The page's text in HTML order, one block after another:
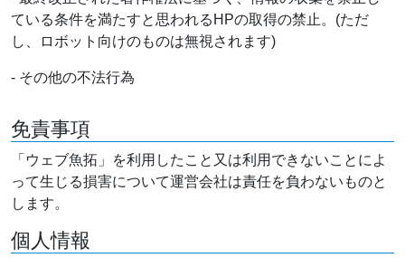
ている条件を満たすと思われるHPの取得の禁止。(ただ
し、ロボット向けのものは無視されます)
- その他の不法行為
免責事項
「ウェブ魚拓」を利用したこと又は利用できないことによ
って生じる損害について運営会社は責任を負わないものと
します。
個人情報